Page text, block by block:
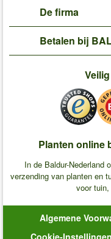
De firma
Betalen bij
Planten online
In de Baldur-Nederland
verzending van planten en
voor
Algemene
Cookie-Instellingen